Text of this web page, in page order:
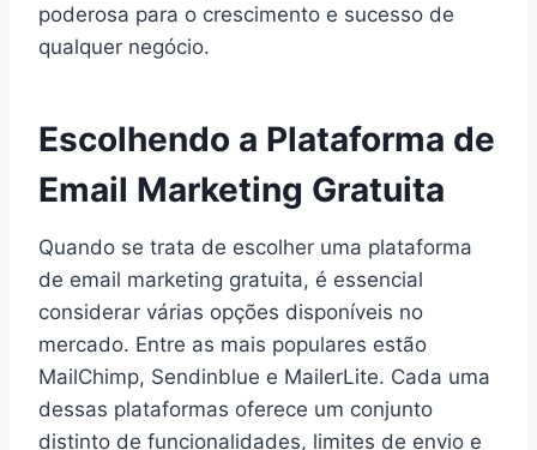
poderosa para o crescimento e sucesso de
qualquer negócio.
Escolhendo a Plataforma de
Email Marketing Gratuita
Quando se trata de escolher uma plataforma
de email marketing gratuita, é essencial
considerar várias opções disponíveis no
mercado. Entre as mais populares estão
MailChimp, Sendinblue e MailerLite. Cada uma
dessas plataformas oferece um conjunto
distinto de funcionalidades, limites de envio e